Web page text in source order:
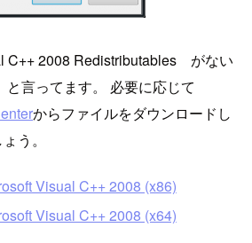
C++ 2008 Redistributables がない
と言ってます。 必要に応じて
からファイルをダウンロードし
う。
Visual C++ 2008 (x86)
Visual C++ 2008 (x64)